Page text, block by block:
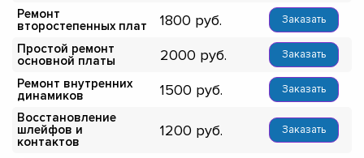
Ремонт
второстепенных плат
1800 Заказать
Простой ремонт
основной платы
2000 Заказать
Ремонт внутренних
динамиков
1500 Заказать
Восстановление
шлейфов и
контактов
1200 Заказать